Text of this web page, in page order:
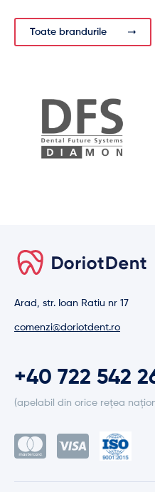
Toate brandurile
Arad, str. Ioan Ratiu nr 17
comenzi@doriotdent.ro
+40 722 542
(apelabil din orice rețea